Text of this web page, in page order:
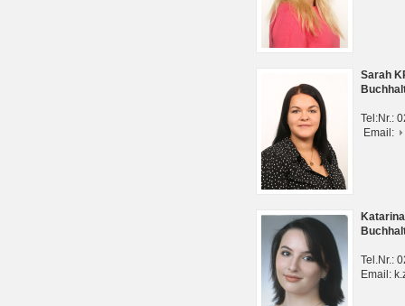
Sarah
Tel:Nr.:
Email:
Tel.Nr.:
Email: